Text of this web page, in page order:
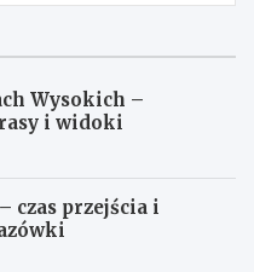
Wysokich –
i widoki
czas przejścia i